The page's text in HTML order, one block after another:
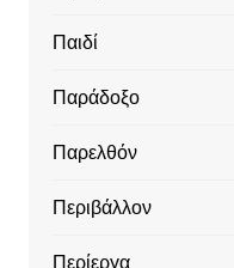
Παιδί
Παράδοξο
Παρελθόν
Περιβάλλον
Περίεργα